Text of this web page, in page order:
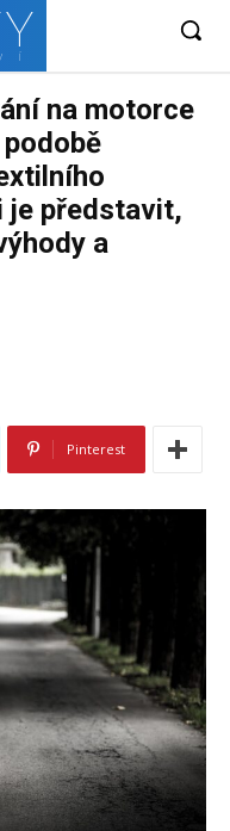
na motorce
je představit,
a
Pinterest